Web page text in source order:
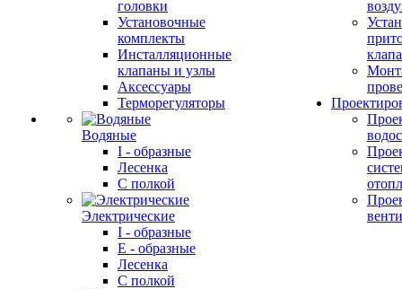
головки
Установочные
комплекты
Инсталляционные
клапаны и узлы
Аксессуары
Терморегуляторы
Водяные
I - образные
Лесенка
С полкой
Электрические
I - образные
E - образные
Лесенка
С полкой